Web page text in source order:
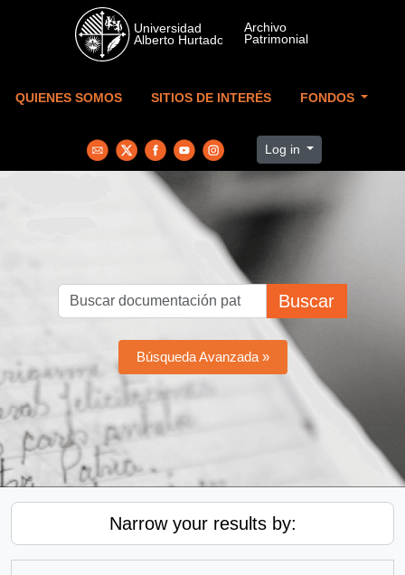
Skip to main content
QUIENES SOMOS SITIOS DE INTERÉS FONDOS
Log in
Buscar
Búsqueda Avanzada »
Narrow your results by: